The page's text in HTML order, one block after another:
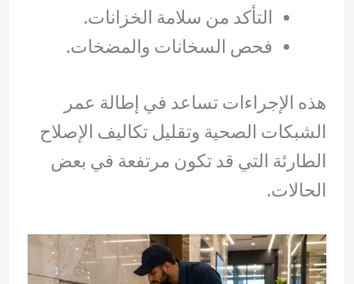
التأكد من سلامة الخزانات.
فحص السخانات والمضخات.
هذه الإجراءات تساعد في إطالة عمر
الشبكات الصحية وتقليل تكاليف الإصلاح
الطارئة التي قد تكون مرتفعة في بعض
الحالات.